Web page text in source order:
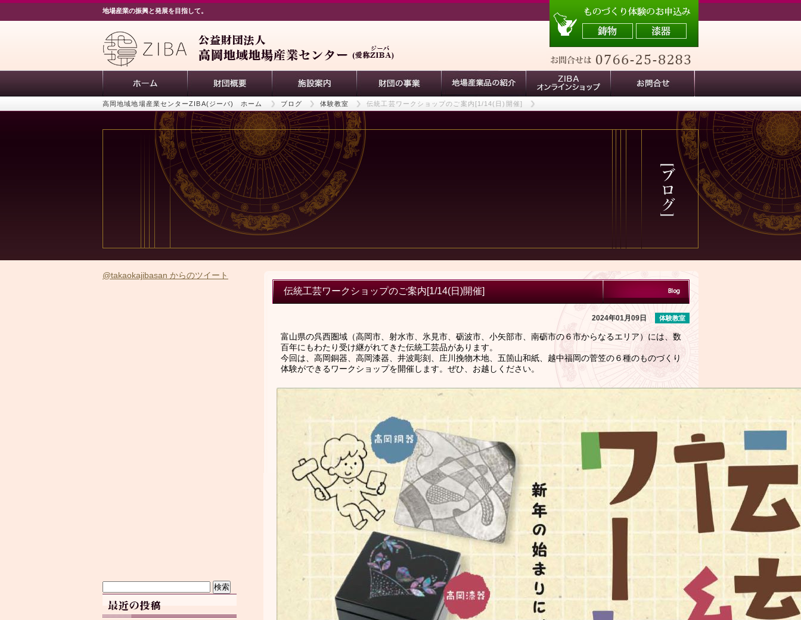
地場産業の振興と発展を目指して。
高岡地域地場産業センターZIBA(ジーバ) ホーム ブログ 体験教室 伝統工芸ワークショップのご案内[1/14(日)開催]
伝統工芸ワークショップのご案内[1/14(日)開催]
2024年01月09日 体験教室
富山県の呉西圏域（高岡市、射水市、氷見市、砺波市、小矢部市、南砺市の６市からなるエリア）には、数
百年にもわたり受け継がれてきた伝統工芸品があります。
今回は、高岡銅器、高岡漆器、井波彫刻、庄川挽物木地、五箇山和紙、越中福岡の菅笠の６種のものづくり
体験ができるワークショップを開催します。ぜひ、お越しください。
@takaokajibasan からのツイート
索: